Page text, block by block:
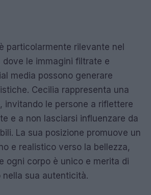
particolarmente rilevante nel
le immagini filtrate e
media possono generare
Cecilia rappresenta una
invitando le persone a riflettere
e a non lasciarsi influenzare da
La sua posizione promuove un
e realistico verso la bellezza,
ogni corpo è unico e merita di
sua autenticità.